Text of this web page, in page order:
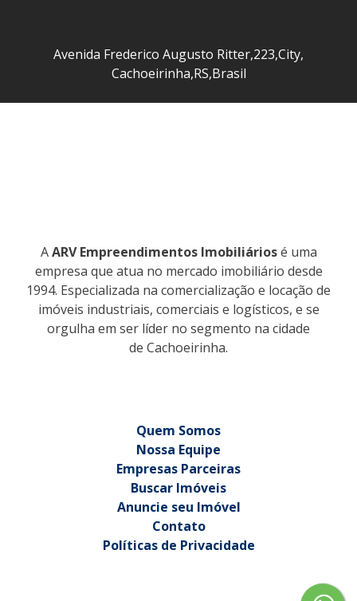
Avenida Frederico Augusto Ritter,223,City,
Cachoeirinha,RS,Brasil
AARV Empreendimentos Imobiliáriosé uma
empresa que atua no mercado imobiliário desde
1994. Especializada na comercialização e locação de
imóveis industriais, comerciais e logísticos, e se
orgulha em ser líder no segmento na cidade
de Cachoeirinha.
Quem Somos
Nossa Equipe
Empresas Parceiras
Buscar Imóveis
Anuncie seu Imóvel
Contato
Políticas de Privacidade